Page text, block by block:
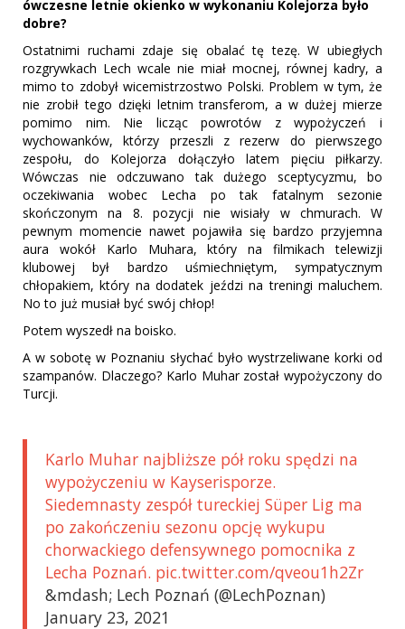
ówczesne letnie okienko w wykonaniu Kolejorza było
dobre?
Ostatnimi ruchami zdaje się obalać tę tezę. W ubiegłych
rozgrywkach Lech wcale nie miał mocnej, równej kadry, a
mimo to zdobył wicemistrzostwo Polski. Problem w tym, że
nie zrobił tego dzięki letnim transferom, a w dużej mierze
pomimo nim. Nie licząc powrotów z wypożyczeń i
wychowanków, którzy przeszli z rezerw do pierwszego
zespołu, do Kolejorza dołączyło latem pięciu piłkarzy.
Wówczas nie odczuwano tak dużego sceptycyzmu, bo
oczekiwania wobec Lecha po tak fatalnym sezonie
skończonym na 8. pozycji nie wisiały w chmurach. W
pewnym momencie nawet pojawiła się bardzo przyjemna
aura wokół Karlo Muhara, który na filmikach telewizji
klubowej był bardzo uśmiechniętym, sympatycznym
chłopakiem, który na dodatek jeździ na treningi maluchem.
No to już musiał być swój chłop!
Potem wyszedł na boisko.
A w sobotę w Poznaniu słychać było wystrzeliwane korki od
szampanów. Dlaczego? Karlo Muhar został wypożyczony do
Turcji.
Karlo Muhar najbliższe pół roku spędzi na
wypożyczeniu w Kayserisporze.
Siedemnasty zespół tureckiej Süper Lig ma
po zakończeniu sezonu opcję wykupu
chorwackiego defensywnego pomocnika z
Lecha Poznań. pic.twitter.com/qveou1h2Zr
&mdash; Lech Poznań (@LechPoznan)
January 23, 2021